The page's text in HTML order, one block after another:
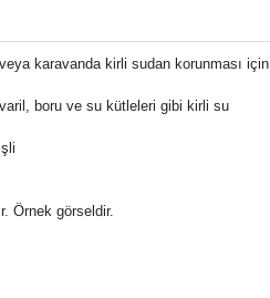
karavanda kirli sudan korunması için
boru ve su kütleleri gibi kirli su
Örnek görseldir.